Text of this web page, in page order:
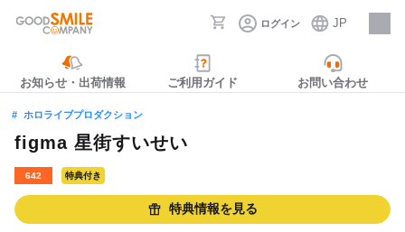
ログイン JP
採用情報
お知らせ・出荷情報 ご利用ガイド お問い合わせ
ホロライブプロダクション
figma 星街すいせい
642 特典付き
特典情報を見る